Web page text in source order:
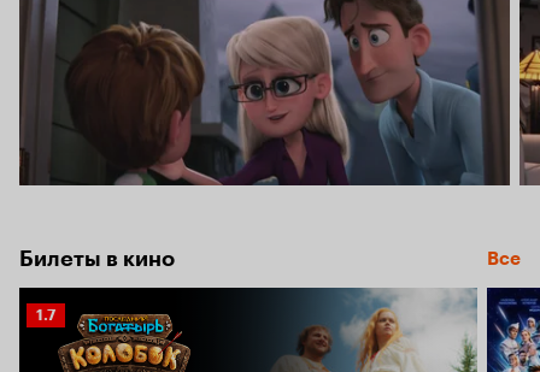
Билеты в кино Все
Рейтинг
Кинопоиска
1.7